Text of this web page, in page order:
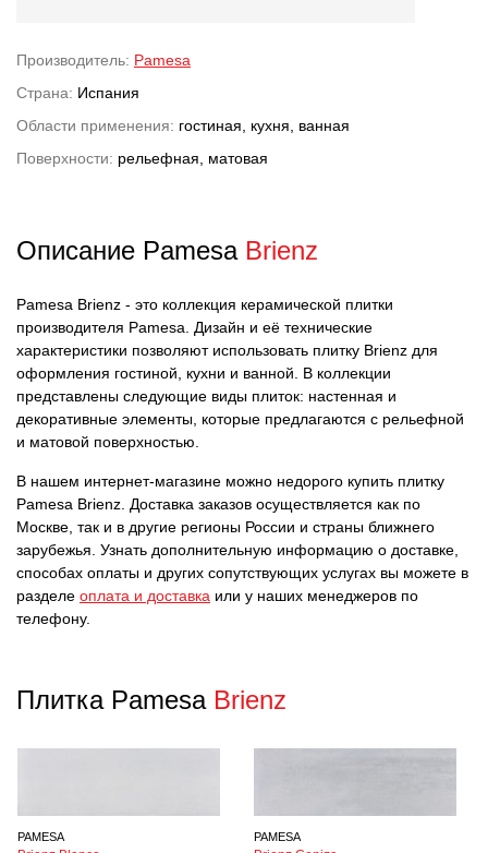
Производитель: Pamesa
Страна: Испания
Области применения: гостиная, кухня, ванная
Поверхности: рельефная, матовая
Описание Pamesa Brienz
Pamesa Brienz - это коллекция керамической плитки
производителя Pamesa. Дизайн и её технические
характеристики позволяют использовать плитку Brienz для
оформления гостиной, кухни и ванной. В коллекции
представлены следующие виды плиток: настенная и
декоративные элементы, которые предлагаются с рельефной
и матовой поверхностью.
В нашем интернет-магазине можно недорого купить плитку
Pamesa Brienz. Доставка заказов осуществляется как по
Москве, так и в другие регионы России и страны ближнего
зарубежья. Узнать дополнительную информацию о доставке,
способах оплаты и других сопутствующих услугах вы можете в
разделе оплата и доставка или у наших менеджеров по
телефону.
Плитка Pamesa Brienz
PAMESA PAMESA